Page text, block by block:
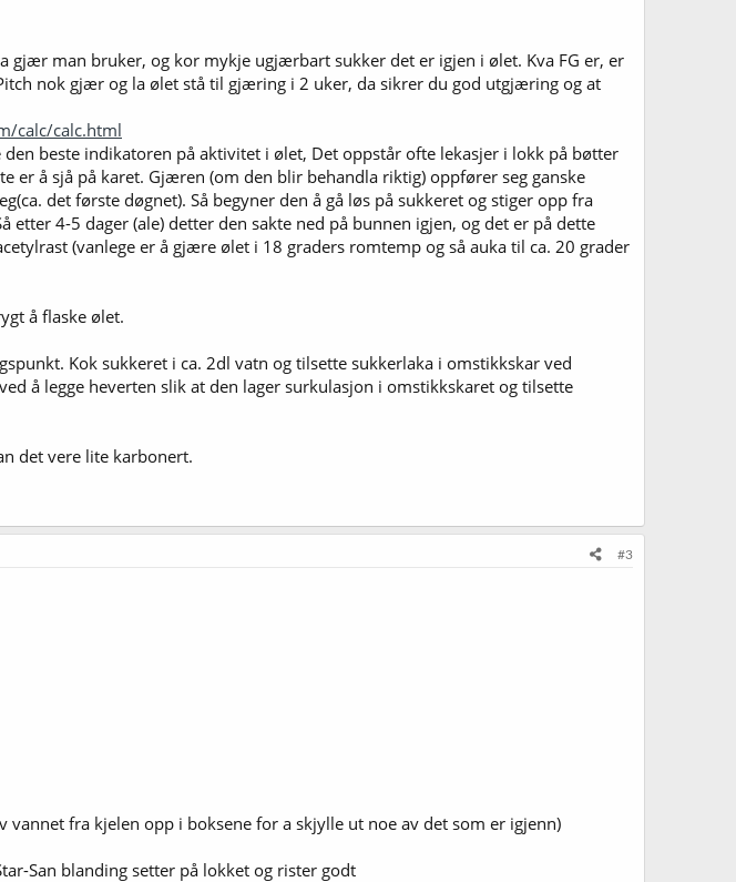
gjær man bruker, og kor mykje ugjærbart sukker det er igjen i ølet. Kva FG er, er
nok gjær og la ølet stå til gjæring i 2 uker, da sikrer du god utgjæring og at
calc/calc.html
beste indikatoren på aktivitet i ølet, Det oppstår ofte lekasjer i lokk på bøtter
er å sjå på karet. Gjæren (om den blir behandla riktig) oppfører seg ganske
det første døgnet). Så begyner den å gå løs på sukkeret og stiger opp fra
4-5 dager (ale) detter den sakte ned på bunnen igjen, og det er på dette
(vanlege er å gjære ølet i 18 graders romtemp og så auka til ca. 20 grader
å flaske ølet.
Kok sukkeret i ca. 2dl vatn og tilsette sukkerlaka i omstikkskar ved
å legge heverten slik at den lager surkulasjon i omstikkskaret og tilsette
det vere lite karbonert.
#3
fra kjelen opp i boksene for a skjylle ut noe av det som er igjenn)
San blanding setter på lokket og rister godt